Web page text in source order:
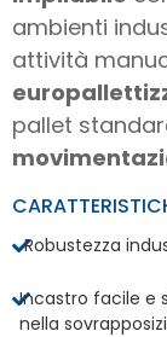
ambienti
attività
pallet
Robustezza
Incastro facile e
nella